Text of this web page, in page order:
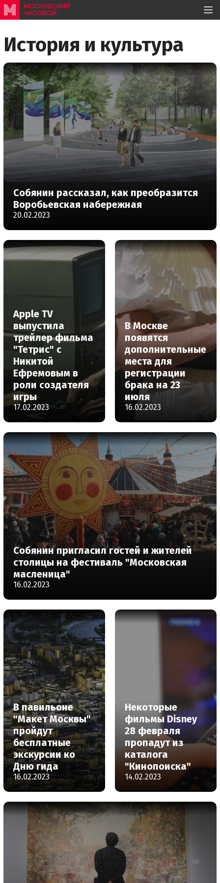
МОСКОВСКИЙ
ЧАСОВОЙ
История и культура
Собянин рассказал, как преобразится
Воробьевская набережная
20.02.2023
Apple TV
выпустила
трейлер фильма
"Тетрис" с
Никитой
Ефремовым в
роли создателя
игры
17.02.2023
В Москве
появятся
дополнительные
места для
регистрации
брака на 23
июля
16.02.2023
Собянин пригласил гостей и жителей
столицы на фестиваль "Московская
масленица"
16.02.2023
В павильоне
"Макет Москвы"
пройдут
бесплатные
экскурсии ко
Дню гида
16.02.2023
Некоторые
фильмы Disney
28 февраля
пропадут из
каталога
"Кинопоиска"
14.02.2023